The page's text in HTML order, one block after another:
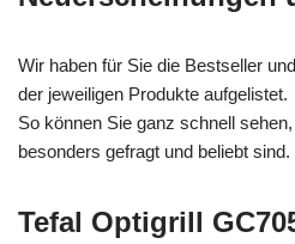
Wir haben für Sie die Bestseller
der jeweiligen Produkte aufgelistet.
So können Sie ganz schnell
besonders gefragt und beliebt sind.
Tefal Optigrill